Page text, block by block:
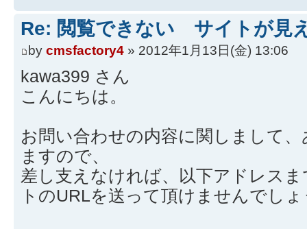
Re: 閲覧できない サイトが見
by cmsfactory4 » 2012年1月13日(金) 13:06
kawa399 さん
こんにちは。
お問い合わせの内容に関しまして
ますので、
差し支えなければ、以下アドレス
トのURLを送って頂けませんでし